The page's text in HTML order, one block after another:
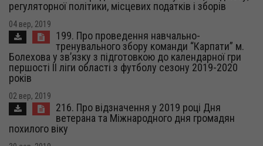
регуляторної політики, місцевих податків і зборів
04 вер, 2019
199. Про проведення навчально-
тренувального збору команди “Карпати” м.
Болехова у зв’язку з підготовкою до календарної гри
першості ІІ ліги області з футболу сезону 2019-2020
років
02 вер, 2019
216. Про відзначення у 2019 році Дня
ветерана та Міжнародного дня громадян
похилого віку